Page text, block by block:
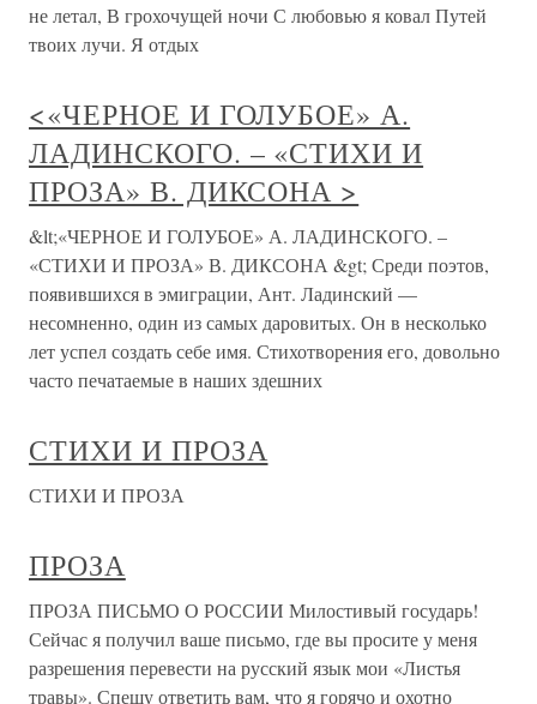
не летал, В грохочущей ночи С любовью я ковал Путей
твоих лучи. Я отдых
<«ЧЕРНОЕ И ГОЛУБОЕ» А.
ЛАДИНСКОГО. – «СТИХИ И
ПРОЗА» В. ДИКСОНА >
&lt;«ЧЕРНОЕ И ГОЛУБОЕ» А. ЛАДИНСКОГО. –
«СТИХИ И ПРОЗА» В. ДИКСОНА &gt; Среди поэтов,
появившихся в эмиграции, Ант. Ладинский —
несомненно, один из самых даровитых. Он в несколько
лет успел создать себе имя. Стихотворения его, довольно
часто пе­чатаемые в наших здешних
СТИХИ И ПРОЗА
СТИХИ И ПРОЗА
ПРОЗА
ПРОЗА ПИСЬМО О РОССИИ Милостивый государь!
Сейчас я получил ваше письмо, где вы просите у меня
разрешения перевести на русский язык мои «Листья
травы». Спешу ответить вам, что я горячо и охотно